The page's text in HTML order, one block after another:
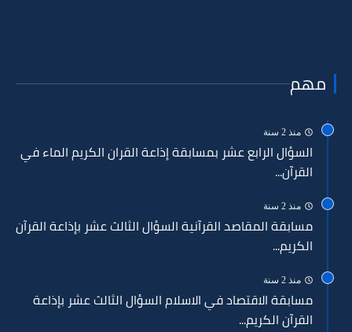
مهم
منذ 2 سنة
السؤال الرابع عشر بمسابقة إذاعة القران الكريم الماء في
القرآن...
منذ 2 سنة
مسابقة المقاصد القرآنية السؤال الثالث عشر بإذاعة القرآن
الكريم...
منذ 2 سنة
مسابقة الاقتصاد في الاسلام السؤال الثالث عشر بإذاعة
القرآن الكريم...